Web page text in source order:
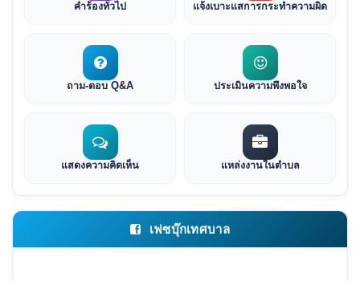
คำร้องทั่วไป แจ้งเบาะแสการกระทำความผิด
ถาม-ตอบ Q&A ประเมินความพึงพอใจ
แสดงความคิดเห็น แหล่งงานในตำบล
เฟซบุ๊กเทศบาล